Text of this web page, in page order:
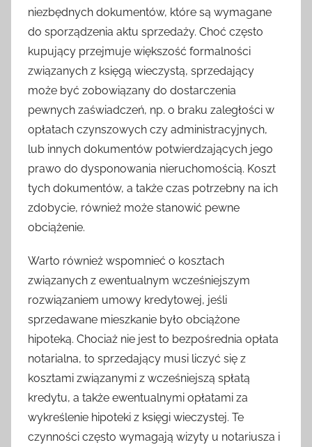
niezbędnych dokumentów, które są wymagane
do sporządzenia aktu sprzedaży. Choć często
kupujący przejmuje większość formalności
związanych z księgą wieczystą, sprzedający
może być zobowiązany do dostarczenia
pewnych zaświadczeń, np. o braku zaległości w
opłatach czynszowych czy administracyjnych,
lub innych dokumentów potwierdzających jego
prawo do dysponowania nieruchomością. Koszt
tych dokumentów, a także czas potrzebny na ich
zdobycie, również może stanowić pewne
obciążenie.
Warto również wspomnieć o kosztach
związanych z ewentualnym wcześniejszym
rozwiązaniem umowy kredytowej, jeśli
sprzedawane mieszkanie było obciążone
hipoteką. Chociaż nie jest to bezpośrednia opłata
notarialna, to sprzedający musi liczyć się z
kosztami związanymi z wcześniejszą spłatą
kredytu, a także ewentualnymi opłatami za
wykreślenie hipoteki z księgi wieczystej. Te
czynności często wymagają wizyty u notariusza i